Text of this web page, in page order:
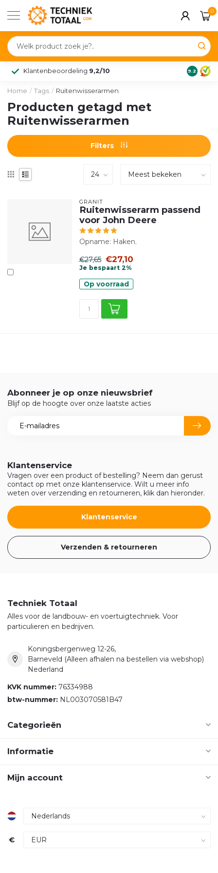
0
Klantenbeoordeling 9,2/10 9.2
Home / Tags / Ruitenwisserarmen
Producten getagd met
Ruitenwisserarmen
Filters
GRANIT
Ruitenwisserarm passend
voor John Deere
Opname: Haken.
€27,65 €27,10
Je bespaart 2%
Op voorraad
Klantenservice
Vragen over een product of bestelling? Neem dan gerust
contact op met onze klantenservice. Wilt u meer info
weten over verzending en retourneren, klik dan hieronder.
Klantenservice
Verzenden & retourneren
Abonneer je op onze nieuwsbrief
Blijf op de hoogte over onze laatste acties
Techniek Totaal
Alles voor de landbouw- en voertuigtechniek. Voor
particulieren en bedrijven.
Koningsbergenweg 12-26,
Barneveld (Alleen afhalen na bestellen via webshop)
Nederland
KVK nummer: 76334988
btw-nummer: NL003070581B47
Categorieën
Informatie
Mijn account
€